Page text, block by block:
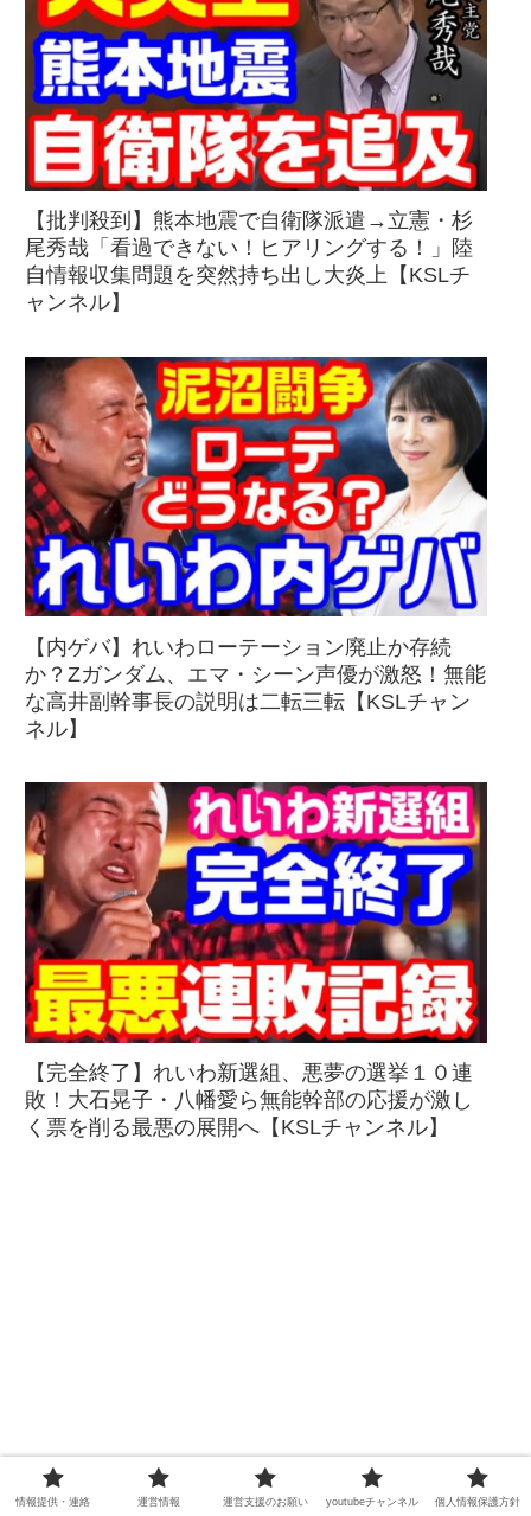
【批判殺到】熊本地震で自衛隊派遣→立憲・杉
尾秀哉「看過できない！ヒアリングする！」陸
自情報収集問題を突然持ち出し大炎上【KSLチ
ャンネル】
【内ゲバ】れいわローテーション廃止か存続
か？Zガンダム、エマ・シーン声優が激怒！無能
な高井副幹事長の説明は二転三転【KSLチャン
ネル】
【完全終了】れいわ新選組、悪夢の選挙１０連
敗！大石晃子・八幡愛ら無能幹部の応援が激し
く票を削る最悪の展開へ【KSLチャンネル】
情報提供・連絡 運営情報 運営支援のお願い youtubeチャンネル 個人情報保護方針